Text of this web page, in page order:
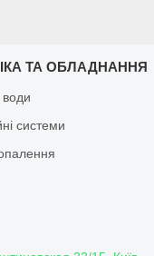
ТА ОБЛАДНАННЯ
води
системи